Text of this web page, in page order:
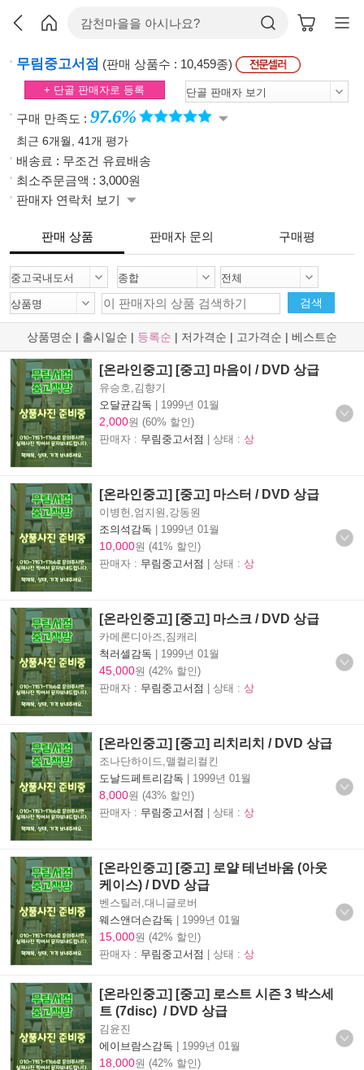
무림중고서점 (판매 상품수 : 10,459종)
+ 단골 판매자로 등록
구매 만족도 : 97.6%
최근 6개월, 41개 평가
배송료 : 무조건 유료배송
최소주문금액 : 3,000원
판매자 연락처 보기
판매 상품 판매자 문의 구매평
검색
상품명순 | 출시일순 | 등록순 | 저가격순 | 고가격순 | 베스트순
[온라인중고] [중고] 마음이 / DVD 상급
유승호,김향기
오달균감독 | 1999년 01월
2,000원 (60% 할인)
판매자 : 무림중고서점 | 상태 : 상
[온라인중고] [중고] 마스터 / DVD 상급
이병헌,엄지원,강동원
조의석감독 | 1999년 01월
10,000원 (41% 할인)
판매자 : 무림중고서점 | 상태 : 상
[온라인중고] [중고] 마스크 / DVD 상급
카메론디아즈,짐캐리
척러셀감독 | 1999년 01월
45,000원 (42% 할인)
판매자 : 무림중고서점 | 상태 : 상
[온라인중고] [중고] 리치리치 / DVD 상급
조나단하이드,맬컬리컬킨
도날드페트리감독 | 1999년 01월
8,000원 (43% 할인)
판매자 : 무림중고서점 | 상태 : 상
[온라인중고] [중고] 로얄 테넌바움 (아웃
케이스) / DVD 상급
벤스틸러,대니글로버
웨스앤더슨감독 | 1999년 01월
15,000원 (42% 할인)
판매자 : 무림중고서점 | 상태 : 상
[온라인중고] [중고] 로스트 시즌 3 박스세
트 (7disc) / DVD 상급
김윤진
에이브람스감독 | 1999년 01월
18,000원 (42% 할인)